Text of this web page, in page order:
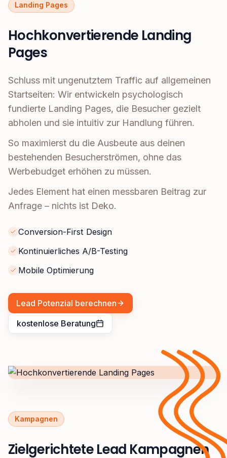
Landing Pages
Hochkonvertierende Landing
Pages
Schluss mit ungenutztem Traffic auf allgemeinen
Startseiten: Wir entwickeln psychologisch
fundierte Landing Pages, die Besucher gezielt
abholen und sie intuitiv zur Handlung führen.
So maximierst du die Ausbeute aus deinen
bestehenden Besucherströmen, ohne das
Werbebudget erhöhen zu müssen.
Jedes Element hat einen messbaren Beitrag zur
Anfrage – nichts ist Deko.
Conversion-First Design
Kontinuierliches A/B-Testing
Mobile Optimierung
Lead Potenzial berechnen
kostenlose Beratung
Kampagnen
Zielgerichtete Lead Kampagnen